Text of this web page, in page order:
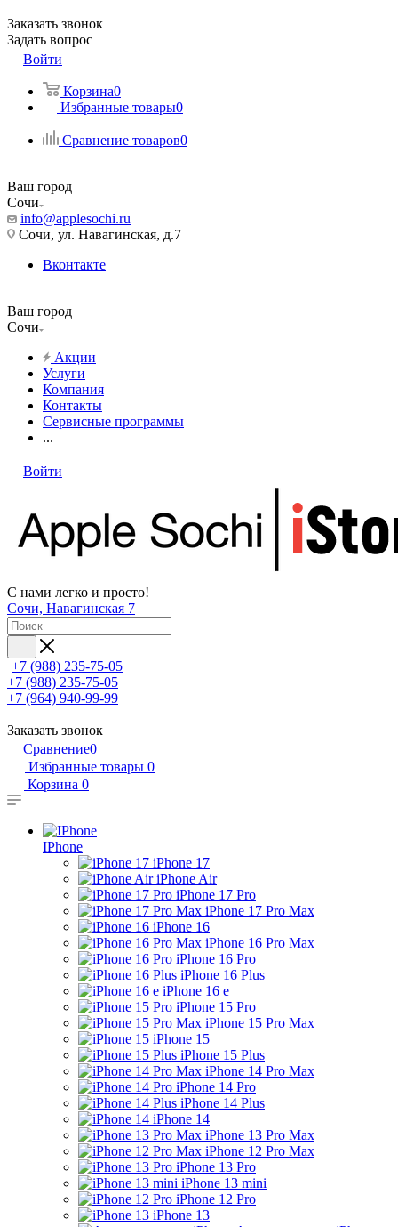
Заказать звонок
Задать вопрос
Войти
Корзина0
Избранные товары0
Сравнение товаров0
Ваш город
Сочи
info@applesochi.ru
Сочи, ул. Навагинская, д.7
Вконтакте
Ваш город
Сочи
Акции
Услуги
Компания
Контакты
Сервисные программы
...
Войти
С нами легко и просто!
Сочи, Навагинская 7
+7 (988) 235-75-05
+7 (988) 235-75-05
+7 (964) 940-99-99
Заказать звонок
Сравнение0
Избранные товары 0
Корзина 0
IPhone
iPhone 17
iPhone Air
iPhone 17 Pro
iPhone 17 Pro Max
iPhone 16
iPhone 16 Pro Max
iPhone 16 Pro
iPhone 16 Plus
iPhone 16 e
iPhone 15 Pro
iPhone 15 Pro Max
iPhone 15
iPhone 15 Plus
iPhone 14 Pro Max
iPhone 14 Pro
iPhone 14 Plus
iPhone 14
iPhone 13 Pro Max
iPhone 12 Pro Max
iPhone 13 Pro
iPhone 13 mini
iPhone 12 Pro
iPhone 13